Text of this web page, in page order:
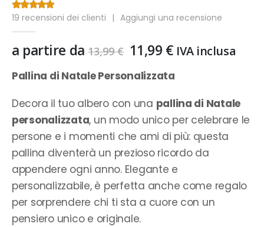
4.63Di 5
19 recensioni dei clienti | Aggiungi una recensione
a partire da 13,99€ Il
prezzo
originale
13,99 €.
11,99 €Il
attuale
11,99 €.
IVA inclusa
Pallina di Natale Personalizzata
Decora il tuo albero con una pallina di Natale
personalizzata, un modo unico per celebrare le
persone e i momenti che ami di più: questa
pallina diventerà un prezioso ricordo da
appendere ogni anno. Elegante e
personalizzabile, è perfetta anche come regalo
per sorprendere chi ti sta a cuore con un
pensiero unico e originale.